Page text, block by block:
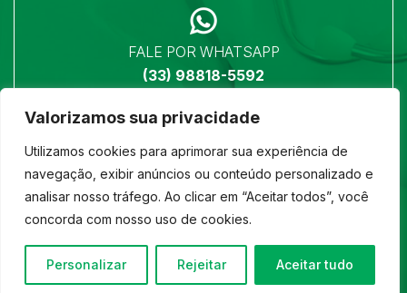
Valorizamos sua privacidade
Utilizamos cookies para aprimorar sua experiência de
navegação, exibir anúncios ou conteúdo personalizado e
analisar nosso tráfego. Ao clicar em “Aceitar todos”, você
concorda com nosso uso de cookies.
Personalizar Rejeitar Aceitar tudo
FALE POR WHATSAPP
(33) 98818-5592
LOCALIZAÇÃO